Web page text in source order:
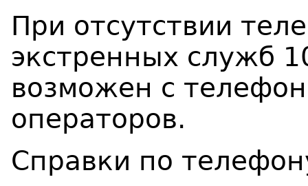
При отсутствии
экстренных служб
возможен с
операторов.
Справки по